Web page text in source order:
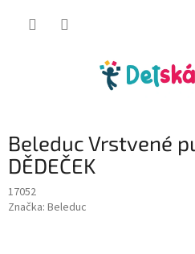
Beleduc Vrstvené
DĚDEČEK
17052
Značka: Beleduc